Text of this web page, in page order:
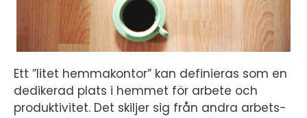
Ett ”litet hemmakontor” kan definieras som en
dedikerad plats i hemmet för arbete och
produktivitet. Det skiljer sig från andra arbets-